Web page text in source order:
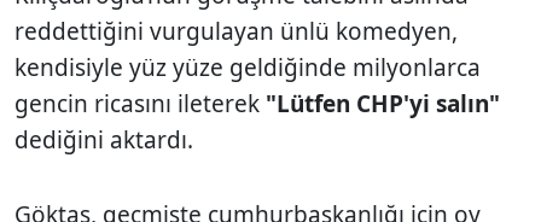
reddettiğini vurgulayan ünlü komedyen,
kendisiyle yüz yüze geldiğinde milyonlarca
gencin ricasını ileterek "Lütfen CHP'yi salın"
dediğini aktardı.
Göktaş, geçmişte cumhurbaşkanlığı için oy